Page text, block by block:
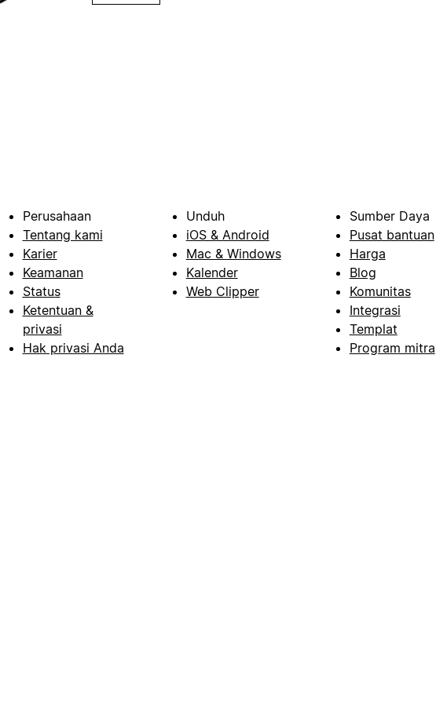
Perusahaan
Tentang kami
Karier
Keamanan
Status
Ketentuan &
privasi
Hak privasi Anda
Unduh
iOS & Android
Mac & Windows
Kalender
Web Clipper
Sumber Daya
Pusat bantuan
Harga
Blog
Komunitas
Integrasi
Templat
Program mitra